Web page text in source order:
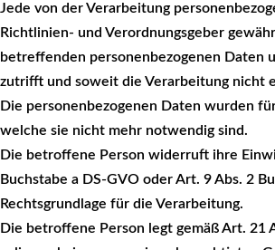
Jede von der Verarbeitung
Richtlinien- und Verordnungsgeber
betreffenden personenbezogenen Daten
zutrifft und soweit die Verarbeitung nicht
Die personenbezogenen Daten wurden
welche sie nicht mehr notwendig sind.
Die betroffene Person widerruft ihre
Buchstabe a DS-GVO oder Art. 9 Abs. 2
Rechtsgrundlage für die Verarbeitung.
Die betroffene Person legt gemäß Art. 21